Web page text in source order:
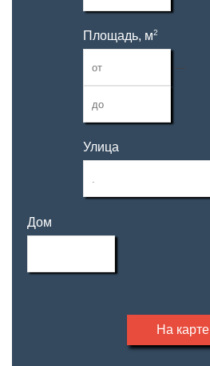
Площадь, м2
—
Улица
Дом
На карте